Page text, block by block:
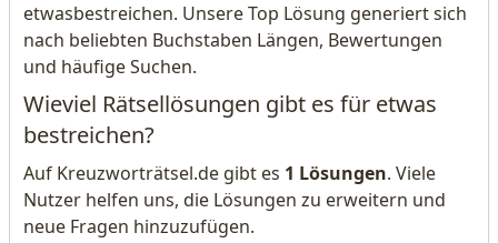
etwasbestreichen. Unsere Top Lösung generiert sich
nach beliebten Buchstaben Längen, Bewertungen
und häufige Suchen.
Wieviel Rätsellösungen gibt es für etwas
bestreichen?
Auf Kreuzworträtsel.de gibt es 1 Lösungen. Viele
Nutzer helfen uns, die Lösungen zu erweitern und
neue Fragen hinzuzufügen.